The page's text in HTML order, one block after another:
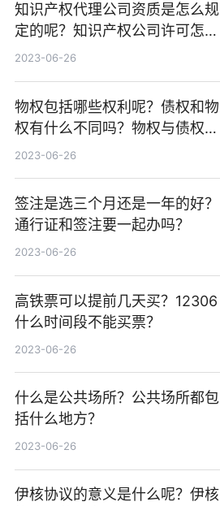
知识产权代理公司资质是怎么规
定的呢？知识产权公司许可怎么
办理呢？
2023-06-26
物权包括哪些权利呢？债权和物
权有什么不同吗？物权与债权哪
个优先呢？|天天速递
2023-06-26
签注是选三个月还是一年的好？
通行证和签注要一起办吗？
2023-06-26
高铁票可以提前几天买？12306
什么时间段不能买票？
2023-06-26
什么是公共场所？公共场所都包
括什么地方？
2023-06-26
伊核协议的意义是什么呢？伊核